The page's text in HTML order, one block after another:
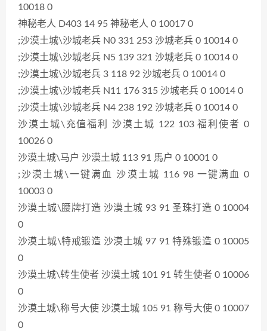
10018 0
神秘老人 D403 14 95 神秘老人 0 10017 0
;沙漠土城\沙城老兵 N0 331 253 沙城老兵 0 10014 0
;沙漠土城\沙城老兵 N5 139 321 沙城老兵 0 10014 0
;沙漠土城\沙城老兵 3 118 92 沙城老兵 0 10014 0
;沙漠土城\沙城老兵 N11 176 315 沙城老兵 0 10014 0
;沙漠土城\沙城老兵 N4 238 192 沙城老兵 0 10014 0
沙漠土城\充值福利 沙漠土城 122 103 福利使者 0
10026 0
沙漠土城\马户 沙漠土城 113 91 馬户 0 10001 0
;沙漠土城\一键满血 沙漠土城 116 98 一键满血 0
10003 0
沙漠土城\腰牌打造 沙漠土城 93 91 圣珠打造 0 10004
0
沙漠土城\特戒锻造 沙漠土城 97 91 特殊锻造 0 10005
0
沙漠土城\转生使者 沙漠土城 101 91 转生使者 0 10006
0
沙漠土城\称号大使 沙漠土城 105 91 称号大使 0 10007
0